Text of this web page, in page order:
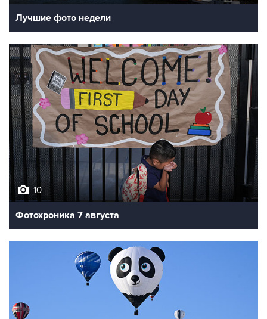
Лучшие фото недели
10
Фотохроника 7 августа